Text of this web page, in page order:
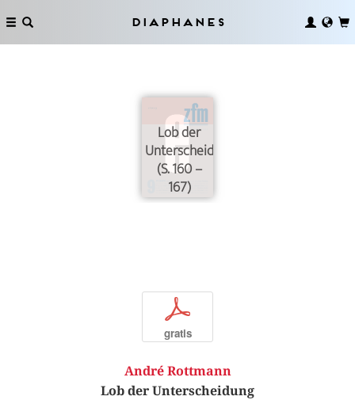
Diaphanes
Lob der
Unterscheidung
(S. 160 –
167)
p
gratis
André Rottmann
Lob der Unterscheidung